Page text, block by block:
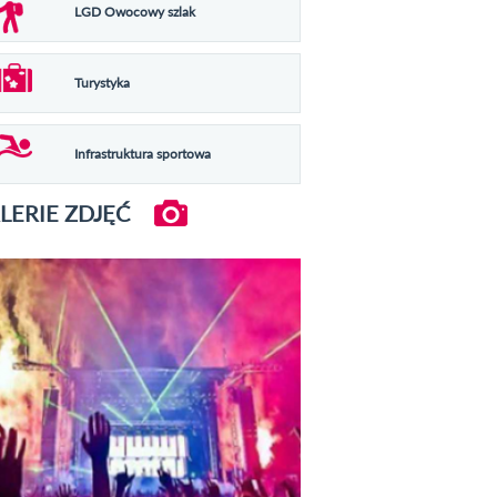
LGD Owocowy szlak
Turystyka
Infrastruktura sportowa
ZDJĘĆ